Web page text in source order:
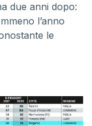
due anni dopo:
l’anno
le